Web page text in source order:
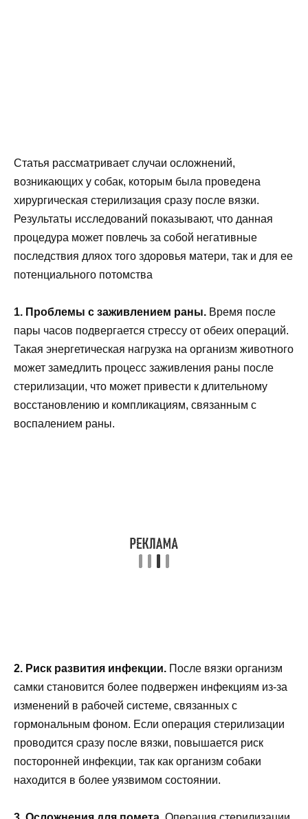
Статья рассматривает случаи осложнений,
возникающих у собак, которым была проведена
хирургическая стерилизация сразу после вязки.
Результаты исследований показывают, что данная
процедура может повлечь за собой негативные
последствия дляох того здоровья матери, так и для ее
потенциального потомства
1. Проблемы с заживлением раны. Время после
пары часов подвергается стрессу от обеих операций.
Такая энергетическая нагрузка на организм животного
может замедлить процесс заживления раны после
стерилизации, что может привести к длительному
восстановлению и компликациям, связанным с
воспалением раны.
2. Риск развития инфекции. После вязки организм
самки становится более подвержен инфекциям из-за
изменений в рабочей системе, связанных с
гормональным фоном. Если операция стерилизации
проводится сразу после вязки, повышается риск
посторонней инфекции, так как организм собаки
находится в более уязвимом состоянии.